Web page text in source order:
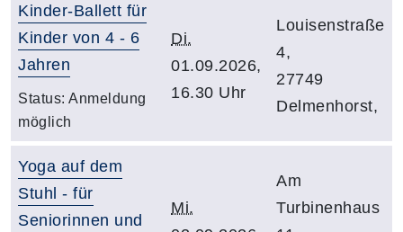
Kinder-Ballett für
Kinder von 4 - 6
Jahren
Status: Anmeldung
möglich
Di.
01.09.2026,
16.30 Uhr
Louisenstraße
4,
27749
Delmenhorst,
Yoga auf dem
Stuhl - für
Seniorinnen und
Mi.
Am
Turbinenhaus